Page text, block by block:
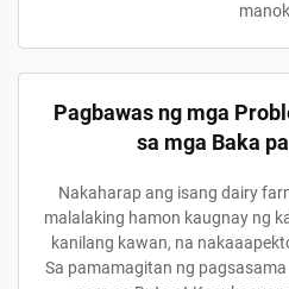
Pagbawas ng mga
sa mga Baka
Nakaharap ang isang dairy
malalaking hamon kaugnay ng
kanilang kawan, na
Sa pamamagitan ng